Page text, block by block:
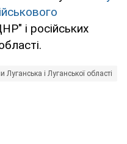
і російських
Луганська і Луганської області